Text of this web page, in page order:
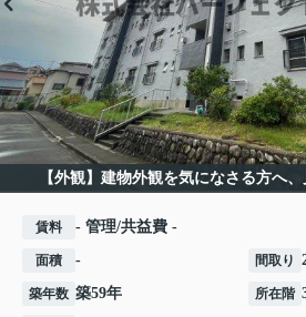
【外観】建物外観を気になさる方へ
賃料 - 管理/共益費 -
面積 - 間取り
築年数 築59年 所在階